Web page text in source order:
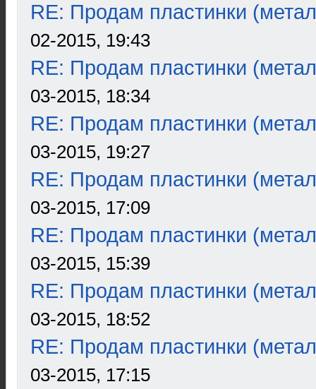
RE: Продам пластинки
02-2015, 19:43
RE: Продам пластинки
03-2015, 18:34
RE: Продам пластинки
03-2015, 19:27
RE: Продам пластинки
03-2015, 17:09
RE: Продам пластинки
03-2015, 15:39
RE: Продам пластинки
03-2015, 18:52
RE: Продам пластинки
03-2015, 17:15